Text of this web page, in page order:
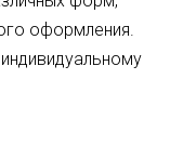
оформления.